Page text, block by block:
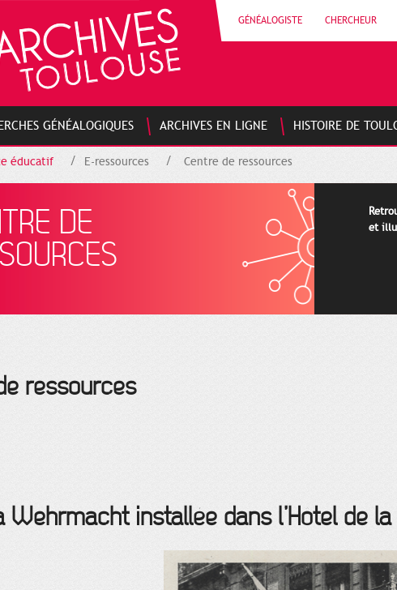
GÉNÉALOGISTE CHERCHEUR
GÉNÉALOGIQUES ARCHIVES EN LIGNE HISTOIRE DE
éducatif E-ressources Centre de ressources
DE
et
ressources
Wehrmacht installée dans l’Hôtel de